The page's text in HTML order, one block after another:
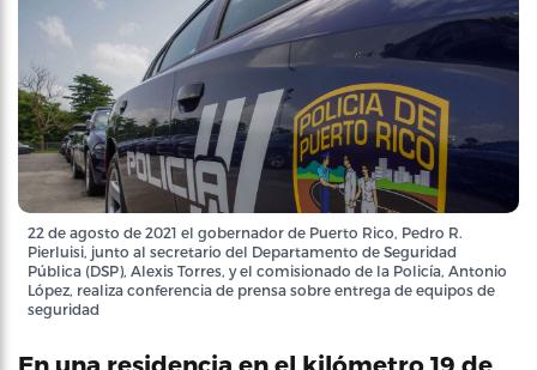
22 de agosto de 2021 el gobernador de Puerto Rico, Pedro R.
Pierluisi, junto al secretario del Departamento de Seguridad
Pública (DSP), Alexis Torres, y el comisionado de la Policía, Antonio
López, realiza conferencia de prensa sobre entrega de equipos de
seguridad
En una residencia en el kilómetro 19 de